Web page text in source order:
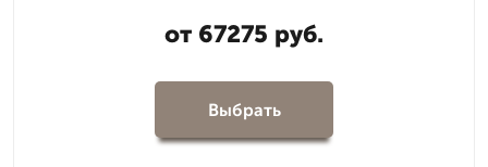
от 67275 руб.
Выбрать